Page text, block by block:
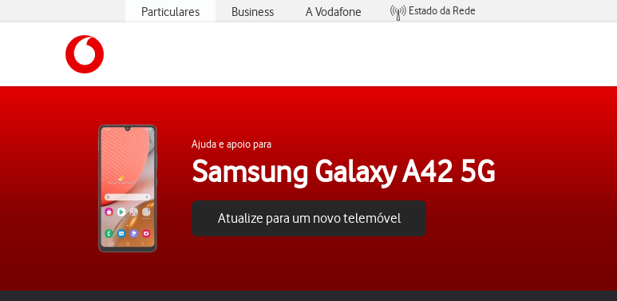
Particulares Business A Vodafone
Estado da Rede
Ajuda e apoio para
Samsung Galaxy A42 5G
Atualize para um novo telemóvel